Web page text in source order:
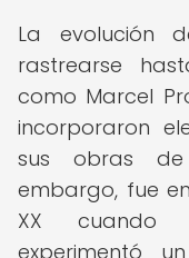
La evolución
rastrearse
como Marcel
incorporaron
sus obras de
embargo, fue
XX cuando
experimentó